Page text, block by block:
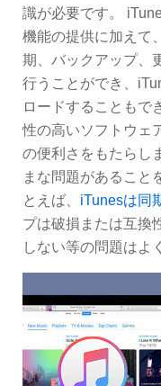
識が必要です。
機能の提供に加えて
期、バックアップ、
行うことができ、
ロードすることもで
性の高いソフトウェ
の便利さをもたらし
まな問題があること
とえば、 iTunesは同
プは破損または互換
しない等の問題はよ